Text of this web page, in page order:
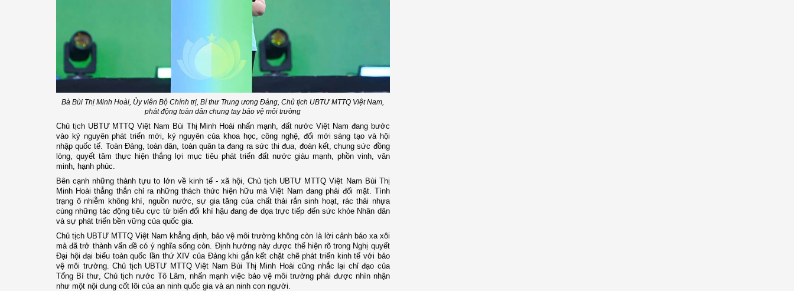
Bà Bùi Thị Minh Hoài, Ủy viên Bộ Chính trị, Bí thư Trung ương Đảng, Chủ tịch UBTƯ MTTQ Việt Nam,
phát động toàn dân chung tay bảo vệ môi trường
Chủ tịch UBTƯ MTTQ Việt Nam Bùi Thị Minh Hoài nhấn mạnh, đất nước Việt Nam đang bước
vào kỷ nguyên phát triển mới, kỷ nguyên của khoa học, công nghệ, đổi mới sáng tạo và hội
nhập quốc tế. Toàn Đảng, toàn dân, toàn quân ta đang ra sức thi đua, đoàn kết, chung sức đồng
lòng, quyết tâm thực hiện thắng lợi mục tiêu phát triển đất nước giàu mạnh, phồn vinh, văn
minh, hạnh phúc.
Bên cạnh những thành tựu to lớn về kinh tế - xã hội, Chủ tịch UBTƯ MTTQ Việt Nam Bùi Thị
Minh Hoài thẳng thắn chỉ ra những thách thức hiện hữu mà Việt Nam đang phải đối mặt. Tình
trạng ô nhiễm không khí, nguồn nước, sự gia tăng của chất thải rắn sinh hoạt, rác thải nhựa
cùng những tác động tiêu cực từ biến đổi khí hậu đang đe dọa trực tiếp đến sức khỏe Nhân dân
và sự phát triển bền vững của quốc gia.
Chủ tịch UBTƯ MTTQ Việt Nam khẳng định, bảo vệ môi trường không còn là lời cảnh báo xa xôi
mà đã trở thành vấn đề có ý nghĩa sống còn. Định hướng này được thể hiện rõ trong Nghị quyết
Đại hội đại biểu toàn quốc lần thứ XIV của Đảng khi gắn kết chặt chẽ phát triển kinh tế với bảo
vệ môi trường. Chủ tịch UBTƯ MTTQ Việt Nam Bùi Thị Minh Hoài cũng nhắc lại chỉ đạo của
Tổng Bí thư, Chủ tịch nước Tô Lâm, nhấn mạnh việc bảo vệ môi trường phải được nhìn nhận
như một nội dung cốt lõi của an ninh quốc gia và an ninh con người.